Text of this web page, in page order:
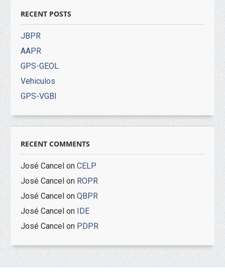
RECENT POSTS
JBPR
AAPR
GPS-GEOL
Vehiculos
GPS-VGBI
RECENT COMMENTS
José Cancel on CELP
José Cancel on ROPR
José Cancel on QBPR
José Cancel on IDE
José Cancel on PDPR